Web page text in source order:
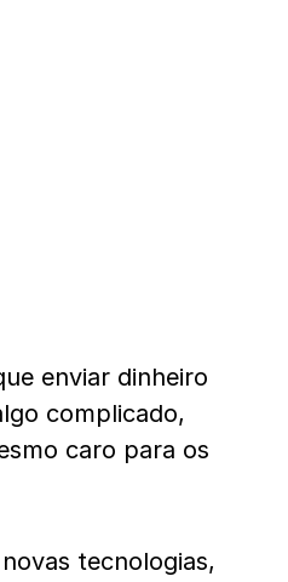
enviar dinheiro
complicado,
caro para os
tecnologias,